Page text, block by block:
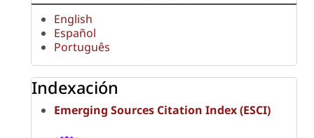
English
Español
Português
Indexación
Emerging Sources Citation Index (ESCI)